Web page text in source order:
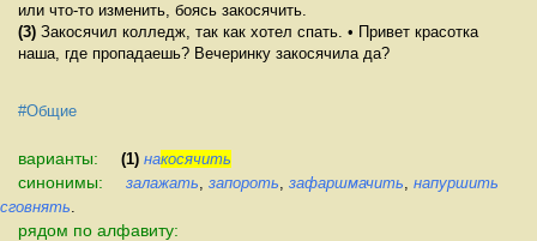
или что-то изменить, боясь закосячить.
(3) Закосячил колледж, так как хотел спать. • Привет красотка
наша, где пропадаешь? Вечеринку закосячила да?
#Общие
варианты: (1) накосячить
синонимы: залажать запороть зафаршмачить напуршить
сговнять
рядом по алфавиту: